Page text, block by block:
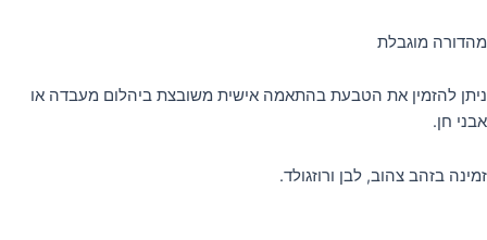
מהדורה מוגבלת
ניתן להזמין את הטבעת בהתאמה אישית משובצת ביהלום מעבדה או
אבני חן.
זמינה בזהב צהוב, לבן ורוזגולד.